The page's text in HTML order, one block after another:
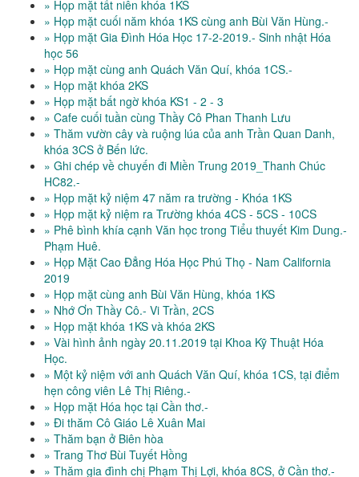
» Họp mặt tất niên khóa 1KS
» Họp mặt cuối năm khóa 1KS cùng anh Bùi Văn Hùng.-
» Họp mặt Gia Đình Hóa Học 17-2-2019.- Sinh nhật Hóa
học 56
» Họp mặt cùng anh Quách Văn Quí, khóa 1CS.-
» Họp mặt khóa 2KS
» Họp mặt bất ngờ khóa KS1 - 2 - 3
» Cafe cuối tuần cùng Thầy Cô Phan Thanh Lưu
» Thăm vườn cây và ruộng lúa của anh Trần Quan Danh,
khóa 3CS ở Bến lức.
» Ghi chép về chuyến đi Miền Trung 2019_Thanh Chúc
HC82.-
» Họp mặt kỷ niệm 47 năm ra trường - Khóa 1KS
» Họp mặt kỷ niệm ra Trường khóa 4CS - 5CS - 10CS
» Phê bình khía cạnh Văn học trong Tiểu thuyết Kim Dung.-
Phạm Huê.
» Họp Mặt Cao Đẳng Hóa Học Phú Thọ - Nam California
2019
» Họp mặt cùng anh Bùi Văn Hùng, khóa 1KS
» Nhớ Ơn Thầy Cô.- Vi Trần, 2CS
» Họp mặt khóa 1KS và khóa 2KS
» Vài hình ảnh ngày 20.11.2019 tại Khoa Kỹ Thuật Hóa
Học.
» Một kỷ niệm với anh Quách Văn Quí, khóa 1CS, tại điểm
hẹn công viên Lê Thị Riêng.-
» Họp mặt Hóa học tại Cần thơ.-
» Đi thăm Cô Giáo Lê Xuân Mai
» Thăm bạn ở Biên hòa
» Trang Thơ Bùi Tuyết Hồng
» Thăm gia đình chị Phạm Thị Lợi, khóa 8CS, ở Cần thơ.-